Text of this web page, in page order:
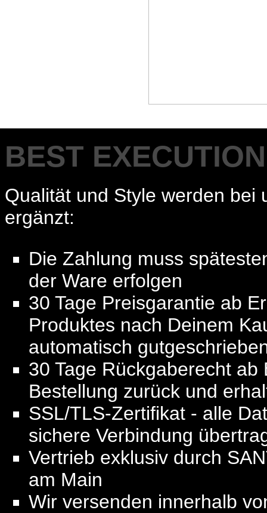
BEST EXECUTION
Qualität und Style werden
ergänzt:
Die Zahlung muss
der Ware erfolgen
30 Tage Preisgarantie ab
Produktes nach Deinem
automatisch
30 Tage Rückgaberecht
Bestellung zurück und
SSL/TLS-Zertifikat - alle
sichere Verbindung
Vertrieb exklusiv durch
am Main
Wir versenden innerhalb